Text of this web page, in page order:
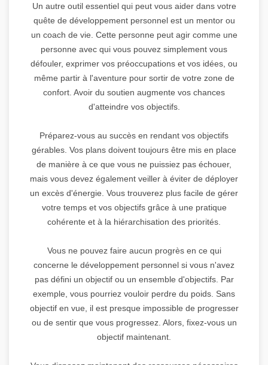
Un autre outil essentiel qui peut vous aider dans votre
quête de développement personnel est un mentor ou
un coach de vie. Cette personne peut agir comme une
personne avec qui vous pouvez simplement vous
défouler, exprimer vos préoccupations et vos idées, ou
même partir à l'aventure pour sortir de votre zone de
confort. Avoir du soutien augmente vos chances
d'atteindre vos objectifs.
Préparez-vous au succès en rendant vos objectifs
gérables. Vos plans doivent toujours être mis en place
de manière à ce que vous ne puissiez pas échouer,
mais vous devez également veiller à éviter de déployer
un excès d'énergie. Vous trouverez plus facile de gérer
votre temps et vos objectifs grâce à une pratique
cohérente et à la hiérarchisation des priorités.
Vous ne pouvez faire aucun progrès en ce qui
concerne le développement personnel si vous n'avez
pas défini un objectif ou un ensemble d'objectifs. Par
exemple, vous pourriez vouloir perdre du poids. Sans
objectif en vue, il est presque impossible de progresser
ou de sentir que vous progressez. Alors, fixez-vous un
objectif maintenant.